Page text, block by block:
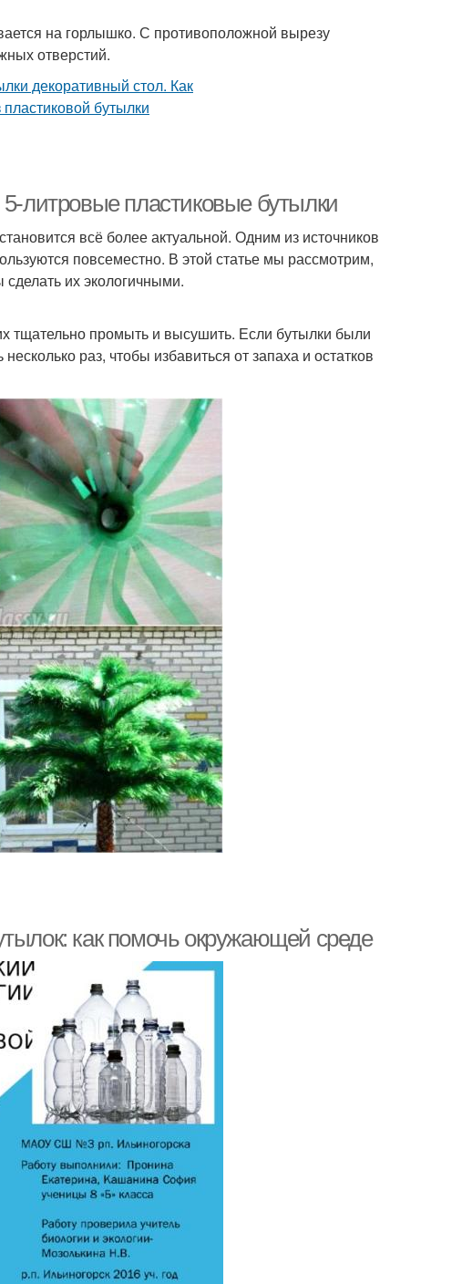
на горлышко. С противоположной вырезу
отверстий.
литровые пластиковые бутылки
всё более актуальной. Одним из источников
повсеместно. В этой статье мы рассмотрим,
их экологичными.
тщательно промыть и высушить. Если бутылки были
раз, чтобы избавиться от запаха и остатков
как помочь окружающей среде